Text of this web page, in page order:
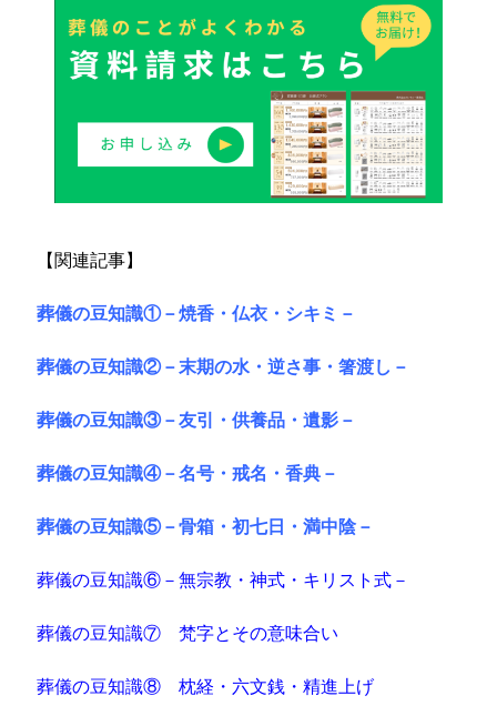
【関連記事】
葬儀の豆知識①－焼香・仏衣・シキミ－
葬儀の豆知識②－末期の水・逆さ事・箸渡し－
葬儀の豆知識③－友引・供養品・遺影－
葬儀の豆知識④－名号・戒名・香典－
葬儀の豆知識⑤－骨箱・初七日・満中陰－
葬儀の豆知識⑥－無宗教・神式・キリスト式－
葬儀の豆知識⑦ 梵字とその意味合い
葬儀の豆知識⑧ 枕経・六文銭・精進上げ